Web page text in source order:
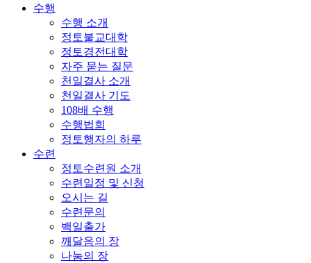
수행
수행 소개
정토불교대학
정토경전대학
자주 묻는 질문
천일결사 소개
천일결사 기도
108배 수행
수행법회
정토행자의 하루
수련
정토수련원 소개
수련일정 및 신청
오시는 길
수련문의
백일출가
깨달음의 장
나눔의 장